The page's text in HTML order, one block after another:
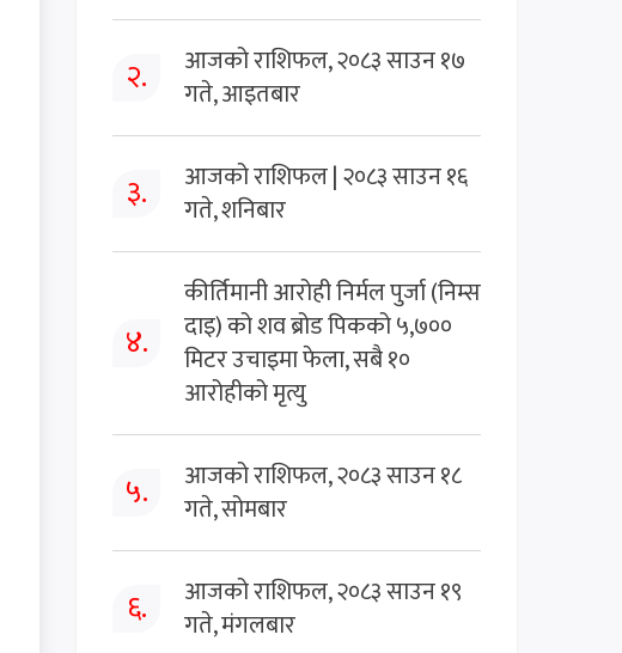
२.
आजको राशिफल, २०८३ साउन १७
गते, आइतबार
३.
आजको राशिफल | २०८३ साउन १६
गते, शनिबार
४.
कीर्तिमानी आरोही निर्मल पुर्जा (निम्स
दाइ) को शव ब्रोड पिकको ५,७००
मिटर उचाइमा फेला, सबै १०
आरोहीको मृत्यु
५.
आजको राशिफल, २०८३ साउन १८
गते, सोमबार
६.
आजको राशिफल, २०८३ साउन १९
गते, मंगलबार